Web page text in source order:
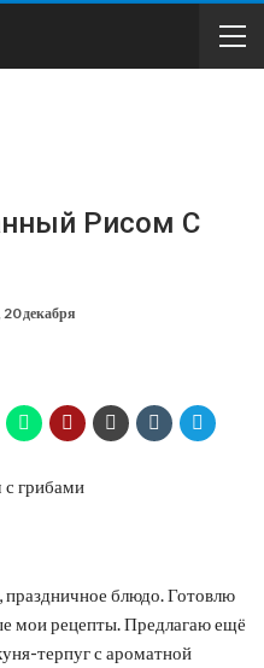
Рисом С
декабря
блюдо. Готовлю
мои рецепты.Предлагаю ещё
терпуг с ароматной